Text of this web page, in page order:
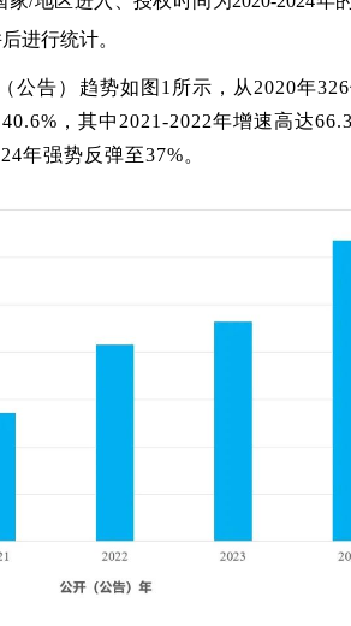
进行统计。
公告）趋势如图1所示，从2020年
，其中2021-2022年增速高达
年强势反弹至37%。